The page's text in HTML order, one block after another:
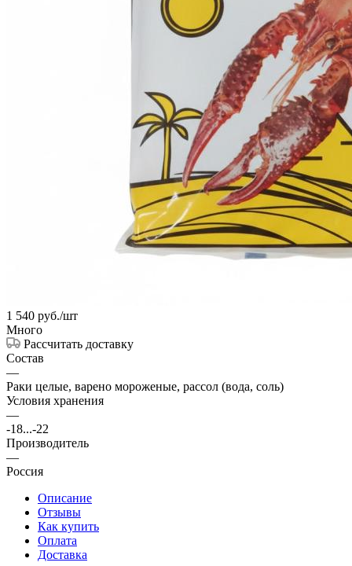
1 540 руб./шт
Много
Рассчитать доставку
Состав
—
Раки целые, варено мороженые, рассол (вода, соль)
Условия хранения
—
-18...-22
Производитель
—
Россия
Описание
Отзывы
Как купить
Оплата
Доставка